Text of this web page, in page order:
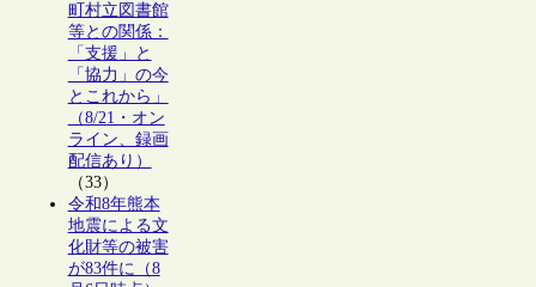
町村立図書館
等との関係：
「支援」と
「協力」の今
とこれから」
（8/21・オン
ライン、録画
配信あり）
（33）
令和8年熊本
地震による文
化財等の被害
が83件に（8